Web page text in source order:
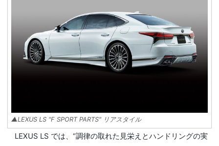
▲LEXUS LS "F SPORT PARTS" リアスタイル
LEXUS LS では、“調律の取れた見栄えとハンドリングの実